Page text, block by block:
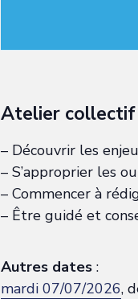
Atelier collectif
– Découvrir les
– S’approprier les
– Commencer à
– Être guidé et
Autres dates :
mardi 07/07/2026,